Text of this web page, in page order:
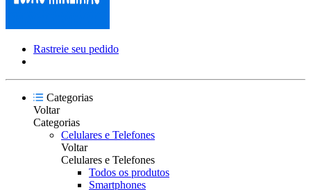
Rastreie seu pedido
Categorias
Voltar
Categorias
Celulares e Telefones
Voltar
Celulares e Telefones
Todos os produtos
Smartphones